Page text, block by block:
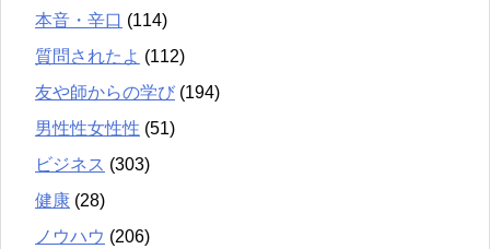
本音・辛口 (114)
質問されたよ (112)
友や師からの学び (194)
男性性女性性 (51)
ビジネス (303)
健康 (28)
ノウハウ (206)